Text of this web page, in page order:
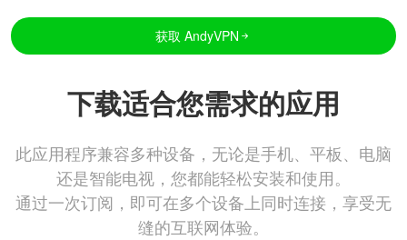
获取 AndyVPN
下载适合您需求的应用
此应用程序兼容多种设备，无论是手机、平板、电脑
还是智能电视，您都能轻松安装和使用。
通过一次订阅，即可在多个设备上同时连接，享受无
缝的互联网体验。